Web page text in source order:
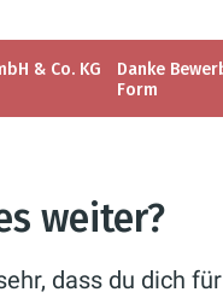
& Co. KG
Danke
Form
weiter?
dass du dich